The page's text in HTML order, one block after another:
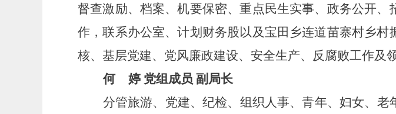
督查激励、档案、机要保密、重点民生实事、政务公开
作，联系办公室、计划财务股以及宝田乡连道苗寨村乡村
核、基层党建、党风廉政建设、安全生产、 反腐败工作及
何
婷 党组成员 副局长
分管旅游、党建、纪检、组织人事、青年、 妇女、老